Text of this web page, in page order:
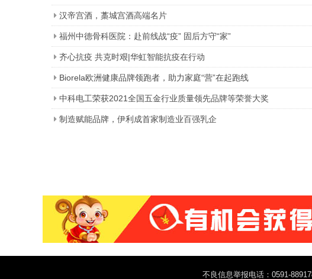
汉帝宫酒，藁城宫酒高端名片
福州中德骨科医院：赴前线战“疫” 固后方守“家”
齐心抗疫 共克时艰|华虹智能抗疫在行动
Biorela欧洲健康品牌领跑者，助力家庭“营”在起跑线
中科电工荣获2021全国五金行业质量领先品牌等荣誉大奖
制造赋能品牌，伊利成首家制造业百强乳企
不良信息举报电话：0591-